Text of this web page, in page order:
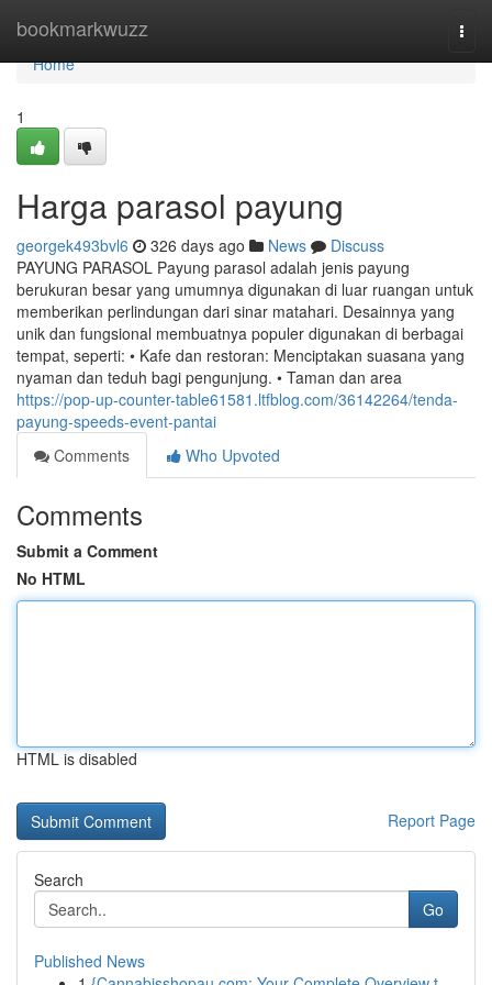
bookmarkwuzz
Home
Home
1
Harga parasol payung
georgek493bvl6 326 days ago News
Discuss
PAYUNG PARASOL Payung parasol adalah jenis payung
berukuran besar yang umumnya digunakan di luar ruangan untuk
memberikan perlindungan dari sinar matahari. Desainnya yang
unik dan fungsional membuatnya populer digunakan di berbagai
tempat, seperti: • Kafe dan restoran: Menciptakan suasana yang
nyaman dan teduh bagi pengunjung. • Taman dan area
https://pop-up-counter-table61581.ltfblog.com/36142264/tenda-
payung-speeds-event-pantai
Comments
Who Upvoted
Comments
Submit a Comment
No HTML
HTML is disabled
Report Page
Search
Go
Published News